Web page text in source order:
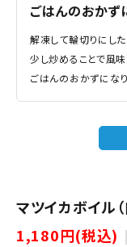
ごはんのおかず
解凍して輪切りにし
少し炒めることで風味
ごはんのおかずになり
マツイカボイル
1,180円(税込)